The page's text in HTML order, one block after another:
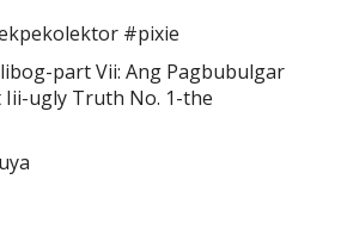
#pixie
part Vii: Ang Pagbubulgar
Iii-ugly Truth No. 1-the